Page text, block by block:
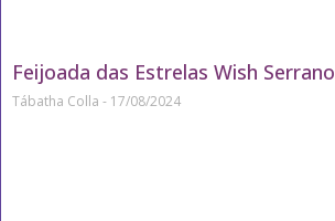
Feijoada das Estrelas Wish Serrano
Tábatha Colla 17/08/2024